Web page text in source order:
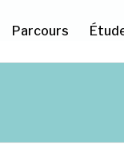
Parcours